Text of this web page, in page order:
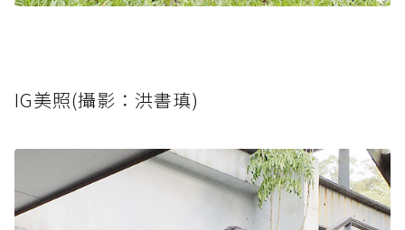
IG美照(攝影：洪書瑱)